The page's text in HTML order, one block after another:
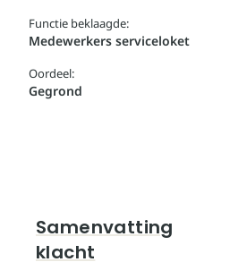
Functie beklaagde:
Medewerkers serviceloket
Oordeel:
Gegrond
Samenvatting
klacht